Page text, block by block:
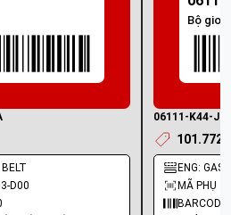
D00
Bộ
06111-K44-
101.772
ENG:
MÃ PHỤ